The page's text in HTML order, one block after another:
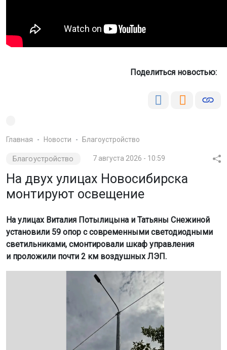
Поделиться новостью:
Главная Новости Благоустройство
Благоустройство 7 августа 2026 - 10:59
На двух улицах Новосибирска
монтируют освещение
На улицах Виталия Потылицына и Татьяны Снежиной
установили 59 опор с современными светодиодными
светильниками, смонтировали шкаф управления
и проложили почти 2 км воздушных ЛЭП.